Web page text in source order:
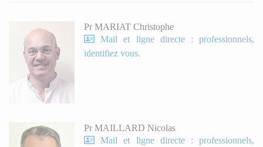
Pr MARIAT Christophe
Mail et ligne directe : professionnels,
identifiez vous.
Pr MAILLARD Nicolas
Mail et ligne directe : professionnels,